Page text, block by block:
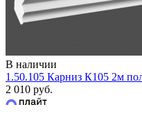
В наличии
1.50.105 Карниз К105 2м
2 010 руб.